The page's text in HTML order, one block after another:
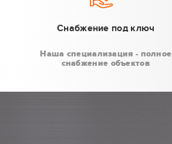
Снабжение под ключ
Наша специализация - полное
снабжение объектов